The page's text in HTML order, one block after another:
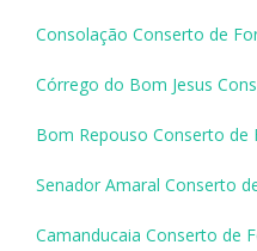
Consolação Conserto de
Córrego do Bom Jesus
Bom Repouso Conserto de
Senador Amaral Conserto
Camanducaia Conserto de